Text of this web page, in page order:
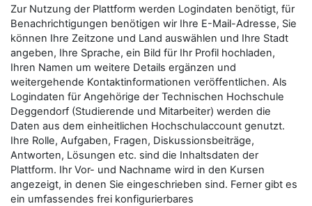
Zur Nutzung der Plattform werden Logindaten benötigt, für
Benachrichtigungen benötigen wir Ihre E-Mail-Adresse, Sie
können Ihre Zeitzone und Land auswählen und Ihre Stadt
angeben, Ihre Sprache, ein Bild für Ihr Profil hochladen,
Ihren Namen um weitere Details ergänzen und
weitergehende Kontaktinformationen veröffentlichen. Als
Logindaten für Angehörige der Technischen Hochschule
Deggendorf (Studierende und Mitarbeiter) werden die
Daten aus dem einheitlichen Hochschulaccount genutzt.
Ihre Rolle, Aufgaben, Fragen, Diskussionsbeiträge,
Antworten, Lösungen etc. sind die Inhaltsdaten der
Plattform. Ihr Vor- und Nachname wird in den Kursen
angezeigt, in denen Sie eingeschrieben sind. Ferner gibt es
ein umfassendes frei konfigurierbares